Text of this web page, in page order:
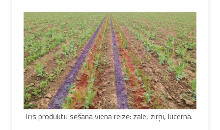
Trīs produktu sēšana vienā reizē: zāle, zirņi, lucerna.